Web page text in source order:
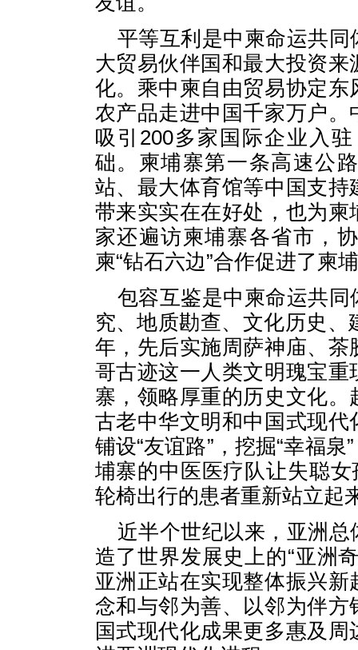
平等互利是中柬命运共
大贸易伙伴国和最大投资
化。乘中柬自由贸易协定
农产品走进中国千家万户
吸引200多家国际企业入
础。柬埔寨第一条高速公
站、最大体育馆等中国支
带来实实在在好处，也为
家还遍访柬埔寨各省市，
柬“钻石六边”合作促进了柬
包容互鉴是中柬命运共
究、地质勘查、文化历史
年，先后实施周萨神庙、
哥古迹这一人类文明瑰宝
寨，领略厚重的历史文化
古老中华文明和中国式现
铺设“友谊路”，挖掘“幸福
埔寨的中医医疗队让失聪
轮椅出行的患者重新站立起
近半个世纪以来，亚洲
造了世界发展史上的“亚洲
亚洲正站在实现整体振兴
念和与邻为善、以邻为伴
国式现代化成果更多惠及